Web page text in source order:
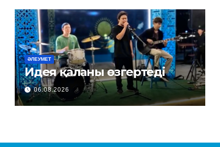
ӘЛЕУМЕТ
Идея қаланы өзгертеді
06.08.2026